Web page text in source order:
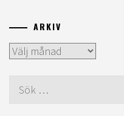
ARKIV
Arkiv
Sök